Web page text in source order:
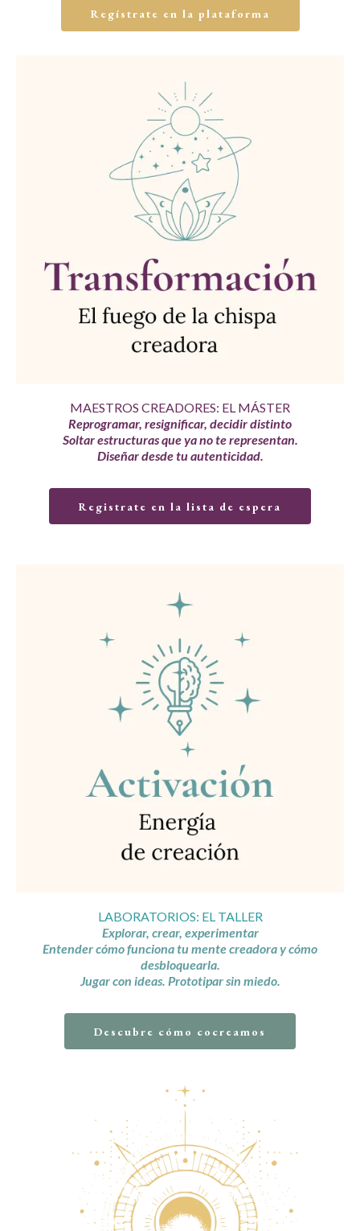
Regístrate en la plataforma
MAESTROS CREADORES: EL MÁSTER
Reprogramar, resignificar, decidir distinto
Soltar estructuras que ya no te representan.
Diseñar desde tu autenticidad.
Registrate en la lista de espera
LABORATORIOS: EL TALLER
Explorar, crear, experimentar
Entender cómo funciona tu mente creadora y cómo
desbloquearla.
Jugar con ideas. Prototipar sin miedo.
Descubre cómo cocreamos